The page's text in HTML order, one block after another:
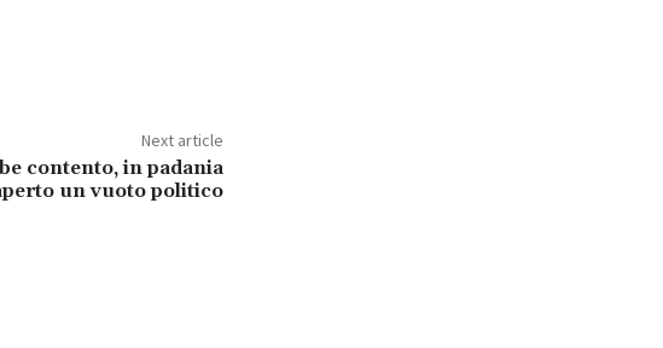
Next article
contento, in padania
un vuoto politico